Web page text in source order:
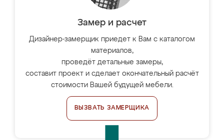
Замер и расчет
Дизайнер-замерщик приедет к Вам с каталогом
материалов,
проведёт детальные замеры,
составит проект и сделает окончательный расчёт
стоимости Вашей будущей мебели.
ВЫЗВАТЬ ЗАМЕРЩИКА